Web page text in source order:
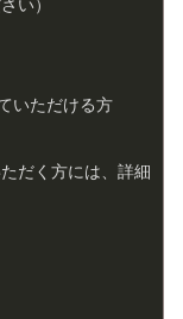
い）
いただける方
だく方には、詳細